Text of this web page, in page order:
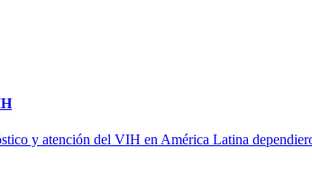
y atención del VIH en América Latina